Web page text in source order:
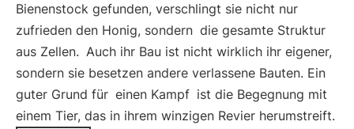
Bienenstock gefunden, verschlingt sie nicht nur
zufrieden den Honig, sondern die gesamte Struktur
aus Zellen. Auch ihr Bau ist nicht wirklich ihr eigener,
sondern sie besetzen andere verlassene Bauten. Ein
guter Grund für einen Kampf ist die Begegnung mit
einem Tier, das in ihrem winzigen Revier herumstreift.